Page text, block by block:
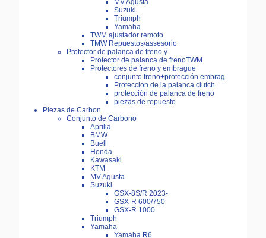
MV Agusta
Suzuki
Triumph
Yamaha
TWM ajustador remoto
TMW Repuestos/assesorio
Protector de palanca de freno y
Protector de palanca de frenoTWM
Protectores de freno y embrague
conjunto freno+protección embrag
Proteccion de la palanca clutch
protección de palanca de freno
piezas de repuesto
Piezas de Carbon
Conjunto de Carbono
Aprilia
BMW
Buell
Honda
Kawasaki
KTM
MV Agusta
Suzuki
GSX-8S/R 2023-
GSX-R 600/750
GSX-R 1000
Triumph
Yamaha
Yamaha R6